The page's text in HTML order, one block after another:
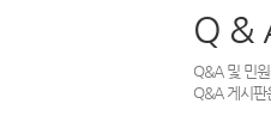
Q &
Q&A 및 민
Q&A 게시판